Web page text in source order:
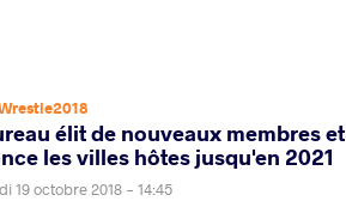
élit de nouveaux membres et
les villes hôtes jusqu'en 2021
19 octobre 2018 - 14:45